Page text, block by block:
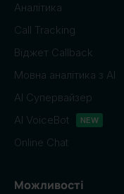
Аналітика
Call Tracking
Віджет Callback
Мовна аналітика з AI
AI Супервайзер
AI VoiceBot
NEW
Online Chat
Можливості